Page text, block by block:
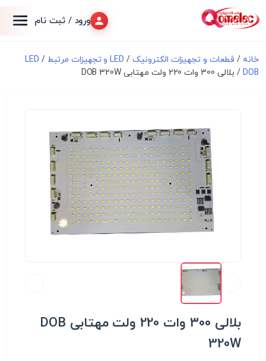
ورود / ثبت نام
خانه / قطعات و تجهیزات الکترونیک/ LED و تجهیزات مرتبط /
LED
DOB / بلالی 300 وات 220 ولت مهتابی DOB 320W
بلالی 300 وات 220 ولت مهتابی DOB
320W